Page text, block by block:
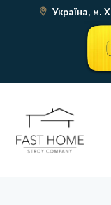
Україна, м.